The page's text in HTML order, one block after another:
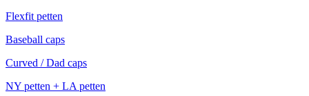
Flexfit petten
Baseball caps
Curved / Dad caps
NY petten + LA petten